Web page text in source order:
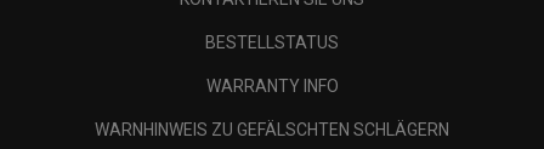
BESTELLSTATUS
WARRANTY INFO
WARNHINWEIS ZU GEFÄLSCHTEN SCHLÄGERN